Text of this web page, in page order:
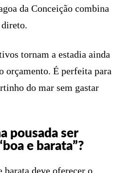
da Conceição combina
direto.
tornam a estadia ainda
orçamento. É perfeita para
do mar sem gastar
pousada ser
e barata”?
barata deve oferecer o